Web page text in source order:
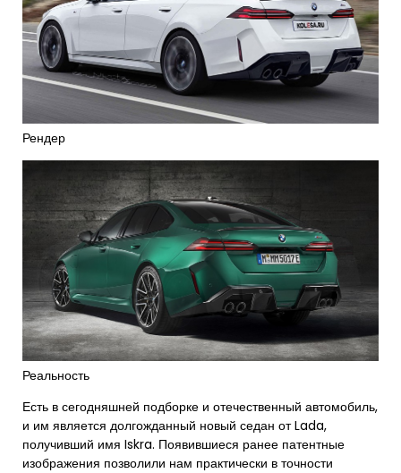
Рендер
Реальность
Есть в сегодняшней подборке и отечественный автомобиль,
и им является долгожданный новый седан от Lada,
получивший имя Iskra. Появившиеся ранее патентные
изображения позволили нам практически в точности